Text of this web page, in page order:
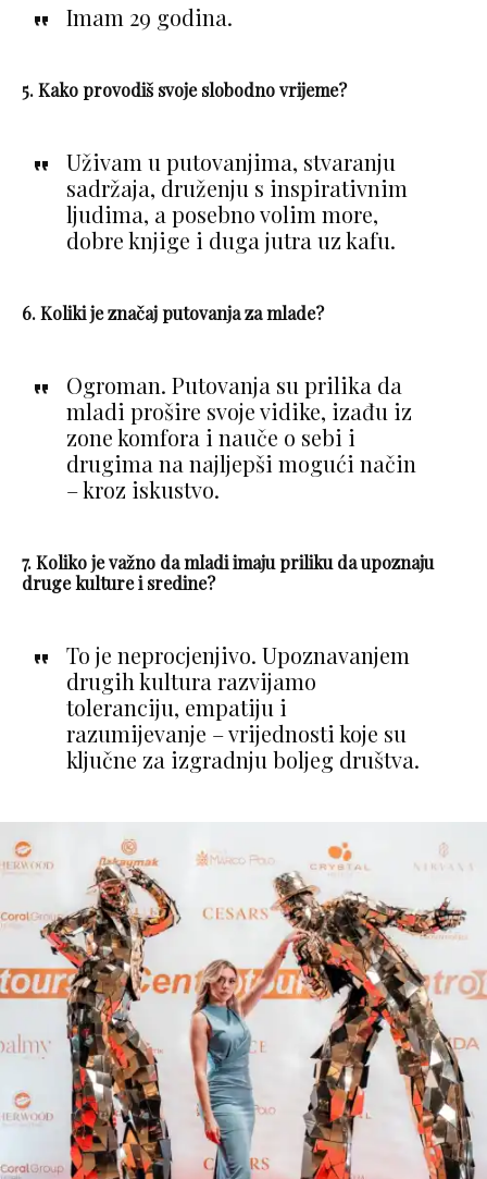
Imam 29 godina.
5. Kako provodiš svoje slobodno vrijeme?
Uživam u putovanjima, stvaranju
sadržaja, druženju s inspirativnim
ljudima, a posebno volim more,
dobre knjige i duga jutra uz kafu.
6. Koliki je značaj putovanja za mlade?
Ogroman. Putovanja su prilika da
mladi prošire svoje vidike, izađu iz
zone komfora i nauče o sebi i
drugima na najljepši mogući način
– kroz iskustvo.
7. Koliko je važno da mladi imaju priliku da upoznaju
druge kulture i sredine?
To je neprocjenjivo. Upoznavanjem
drugih kultura razvijamo
toleranciju, empatiju i
razumijevanje – vrijednosti koje su
ključne za izgradnju boljeg društva.